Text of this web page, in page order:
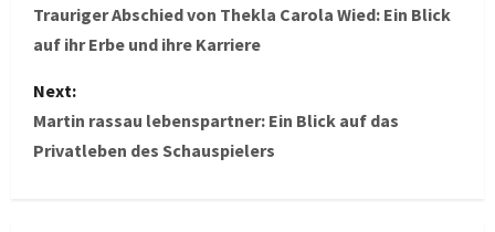
o
t
n
Trauriger Abschied von Thekla Carola Wied: Ein Blick
auf ihr Erbe und ihre Karriere
Next:
Martin rassau lebenspartner: Ein Blick auf das
Privatleben des Schauspielers